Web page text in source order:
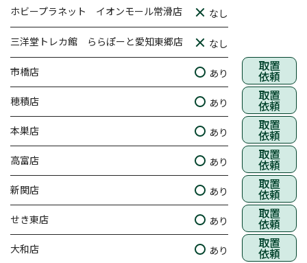
ホビープラネット イオンモール常滑店 なし
三洋堂トレカ館 ららぽーと愛知東郷店 なし
市橋店 あり 取置
依頼
穂積店 あり 取置
依頼
本巣店 あり 取置
依頼
高富店 あり 取置
依頼
新関店 あり 取置
依頼
せき東店 あり 取置
依頼
大和店 あり 取置
依頼